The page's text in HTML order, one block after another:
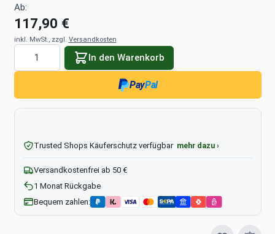
Ab:
117,90 €
inkl. MwSt., zzgl. Versandkosten
In den Warenkorb
PayPal
Trusted Shops Käuferschutz verfügbar mehr dazu ›
Versandkostenfrei ab 50 €
1 Monat Rückgabe
Bequem zahlen: